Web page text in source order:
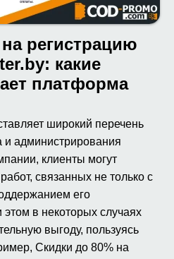
регистрацию
какие
платформа
широкий перечень
и администрирования
клиенты могут
связанных не только с
его
в некоторых случаях
выгоду, пользуясь
Скидки до 80% на